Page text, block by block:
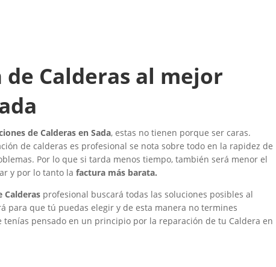
de Calderas al mejor
de Calderas en Sada, estas no tienen porque ser caras.
de calderas es profesional se nota sobre todo en la rapidez de
Por lo que si tarda menos tiempo, también será menor el
y por lo tanto lafactura más barata.
Calderas profesional buscará todas las soluciones posibles al
para que tú puedas elegir y de esta manera no termines
tenías pensado en un principio por la reparación de tu Caldera en